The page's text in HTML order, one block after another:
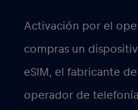
Activación por el
compras un
eSIM, el fabricante
operador de